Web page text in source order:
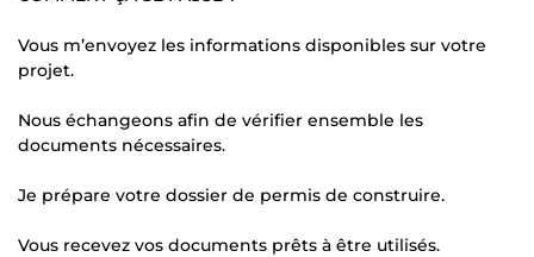
Vous m’envoyez les informations disponibles sur votre
projet.
Nous échangeons afin de vérifier ensemble les
documents nécessaires.
Je prépare votre dossier de permis de construire.
Vous recevez vos documents prêts à être utilisés.